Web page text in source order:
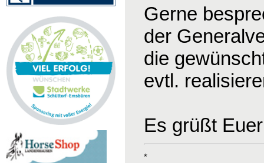
Gerne
der
die
evtl.
Es grüßt
*